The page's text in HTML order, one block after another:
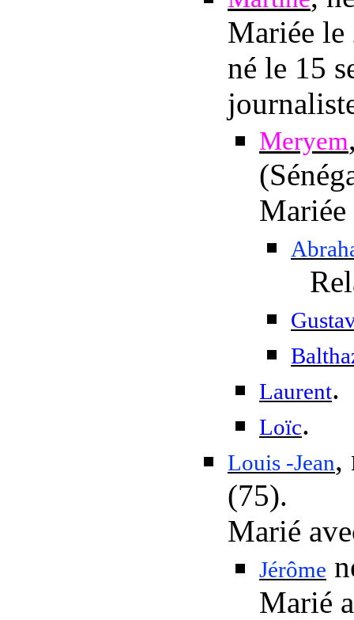
Mariée le
né le 15
Meryem
Laurent.
Loïc.
Louis -Jean,
(75).
Marié
Jérôme
Marié